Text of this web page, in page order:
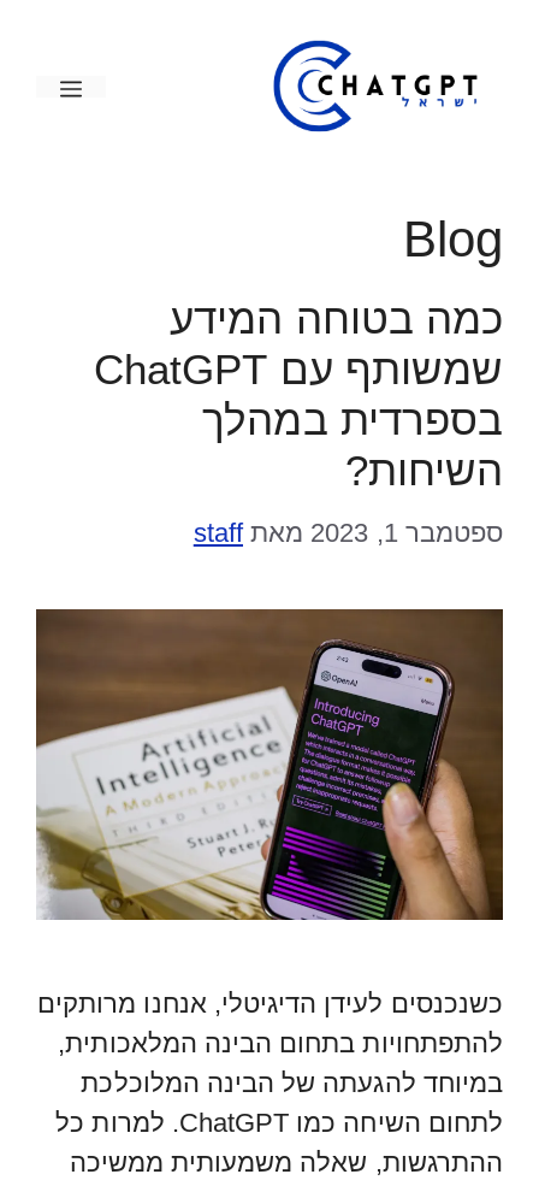
תפריט
Blog
כמה בטוחה המידע
שמשותף עם ChatGPT
בספרדית במהלך
השיחות?
ספטמבר 1, 2023 מאתstaff
כשנכנסים לעידן הדיגיטלי, אנחנו מרותקים
להתפתחויות בתחום הבינה המלאכותית,
במיוחד להגעתה של הבינה המלוכלכת
לתחום השיחה כמו ChatGPT. למרות כל
ההתרגשות, שאלה משמעותית ממשיכה